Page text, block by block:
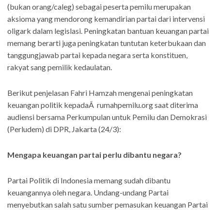
(bukan orang/caleg) sebagai peserta pemilu merupakan
aksioma yang mendorong kemandirian partai dari intervensi
oligark dalam legislasi. Peningkatan bantuan keuangan partai
memang berarti juga peningkatan tuntutan keterbukaan dan
tanggungjawab partai kepada negara serta konstituen,
rakyat sang pemilik kedaulatan.
Berikut penjelasan Fahri Hamzah mengenai peningkatan
keuangan politik kepadaÂ rumahpemilu.org saat diterima
audiensi bersama Perkumpulan untuk Pemilu dan Demokrasi
(Perludem) di DPR, Jakarta (24/3):
Mengapa keuangan partai perlu dibantu negara?
Partai Politik di Indonesia memang sudah dibantu
keuangannya oleh negara. Undang-undang Partai
menyebutkan salah satu sumber pemasukan keuangan Partai